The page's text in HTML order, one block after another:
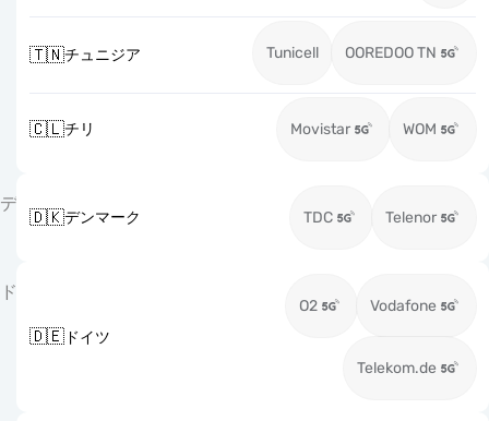
🇹🇳チュニジア Tunicell OOREDOO TN
🇨🇱チリ Movistar WOM
デ
🇩🇰デンマーク TDC Telenor
ド
🇩🇪ドイツ
O2 Vodafone
Telekom.de